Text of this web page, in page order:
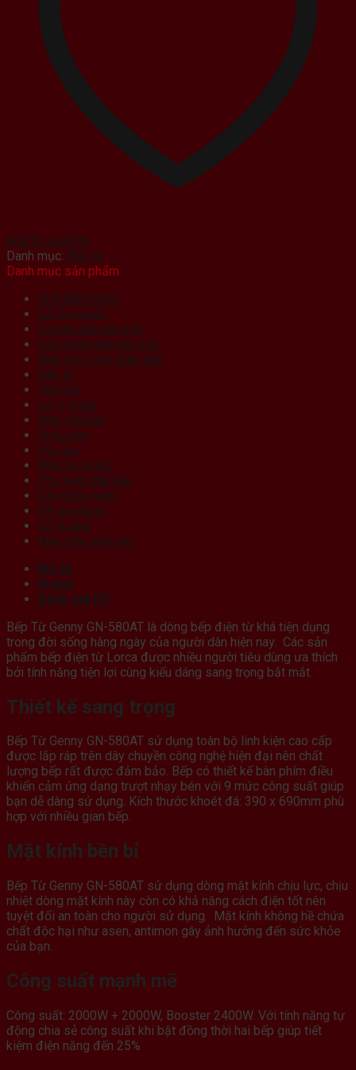
Add to wishlist
Danh mục: Bếp từ
Danh mục sản phẩm
Ghế MASSAGE
Lõi lọc nước
Combo khuyến mãi
Sản phẩm khuyến mãi
Máy lọc nước điện giải
Bếp từ
Hút mùi
Lò vi sóng
Máy rửa bát
Chậu rửa
Vòi rửa
Máy lọc nước
Phụ kiện nhà bếp
Cây nóng lạnh
Đồ gia dụng
Lò nướng
Máy sấy quần áo
Mô tả
Brand
Đánh giá (0)
Bếp Từ Genny GN-580AT là dòng bếp điện từ khá tiện dụng
trong đời sống hàng ngày của người dân hiện nay. Các sản
phẩm bếp điện từ Lorca được nhiều người tiêu dùng ưa thích
bởi tính năng tiện lợi cùng kiểu dáng sang trọng bắt mắt.
Thiết kế sang trọng
Bếp Từ Genny GN-580AT sử dụng toàn bộ linh kiện cao cấp
được lắp ráp trên dây chuyền công nghệ hiện đại nên chất
lượng bếp rất được đảm bảo. Bếp có thiết kế bàn phím điều
khiển cảm ứng dạng trượt nhạy bén với 9 mức công suất giúp
bạn dễ dàng sử dụng. Kích thước khoét đá: 390 x 690mm phù
hợp với nhiều gian bếp.
Mặt kính bền bỉ
Bếp Từ Genny GN-580AT sử dụng dòng mặt kính chịu lực, chịu
nhiệt dòng mặt kính này còn có khả năng cách điện tốt nên
tuyệt đối an toàn cho người sử dụng. Mặt kính không hề chứa
chất độc hại như asen, antimon gây ảnh hưởng đến sức khỏe
của bạn.
Công suất mạnh mẽ
Công suất: 2000W + 2000W, Booster 2400W. Với tính năng tự
động chia sẻ công suất khi bật đồng thời hai bếp giúp tiết
kiệm điện năng đến 25%